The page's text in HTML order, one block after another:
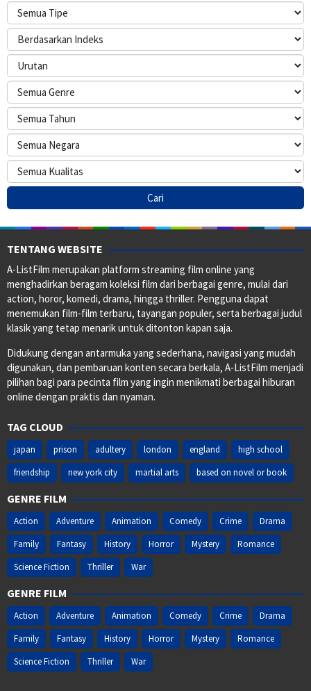
TENTANG WEBSITE
A-ListFilm merupakan platform streaming film online yang
menghadirkan beragam koleksi film dari berbagai genre, mulai dari
action, horor, komedi, drama, hingga thriller. Pengguna dapat
menemukan film-film terbaru, tayangan populer, serta berbagai judul
klasik yang tetap menarik untuk ditonton kapan saja.
Didukung dengan antarmuka yang sederhana, navigasi yang mudah
digunakan, dan pembaruan konten secara berkala, A-ListFilm menjadi
pilihan bagi para pecinta film yang ingin menikmati berbagai hiburan
online dengan praktis dan nyaman.
TAG CLOUD
japan prison adultery london england
high school
friendship
new york city martial arts based on novel or book
GENRE FILM
Action Adventure Animation Comedy Crime
Drama
Family
Fantasy History Horror Mystery
Romance
Science Fiction
Thriller War
GENRE FILM
Action Adventure Animation Comedy Crime
Drama
Family
Fantasy History Horror Mystery
Romance
Science Fiction
Thriller War